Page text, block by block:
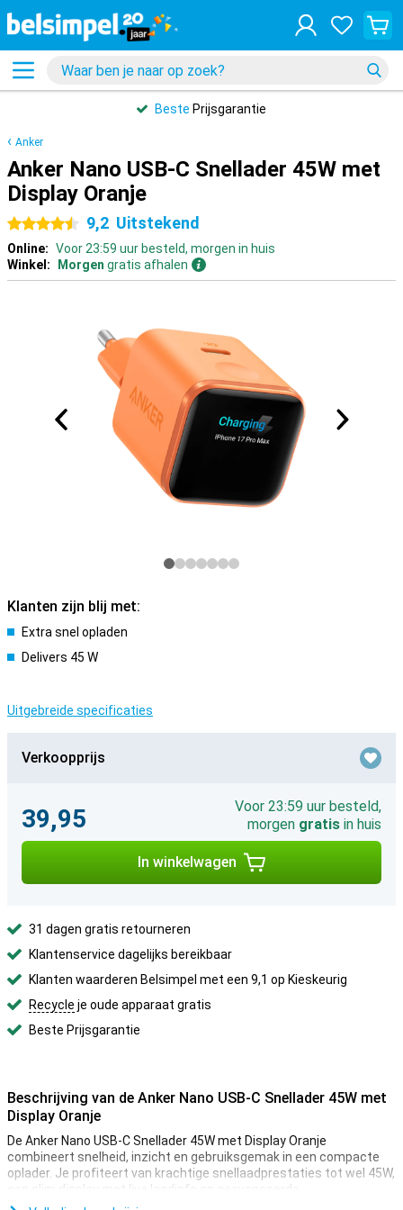
Beste Prijsgarantie
Anker
Anker Nano USB-C Snellader 45W met
Display Oranje
4.5 sterren
9,2 Uitstekend
Online: Voor 23:59 uur besteld, morgen in huis
Winkel:
Morgen gratis afhalen
Klanten zijn blij met:
Extra snel opladen
Delivers 45 W
Uitgebreide specificaties
Verkoopprijs
39,95
Voor 23:59 uur besteld,
morgen gratis in huis
In winkelwagen
31 dagen gratis retourneren
Klantenservice dagelijks bereikbaar
Klanten waarderen Belsimpel met een 9,1 op Kieskeurig
Recycle je oude apparaat gratis
Beste Prijsgarantie
Beschrijving van de Anker Nano USB-C Snellader 45W met
Display Oranje
De Anker Nano USB-C Snellader 45W met Display Oranje
combineert snelheid, inzicht en gebruiksgemak in een compacte
oplader. Je profiteert van krachtige snellaadprestaties tot wel 45W,
een slim display met live laadinfo en geavanceerde
batterijbescherming. Dankzij het kleine formaat neem je deze